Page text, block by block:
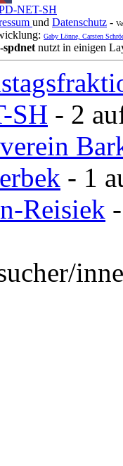
NET-SH
und Datenschutz -
Gaby Lönne, Carsten
spdnet nutzt in einigen
SH - 2
- 1
Reisiek